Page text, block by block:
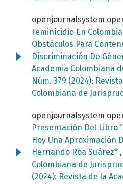
openjournalsystem
Feminicidio En
Obstáculos Para
Discriminación De
Academia Colombiana
Núm. 379 (2024):
Colombiana de
openjournalsystem
Presentación Del Libro
Hoy Una Aproximación
Hernando Roa Suárez* ,
Colombiana de
(2024): Revista de la